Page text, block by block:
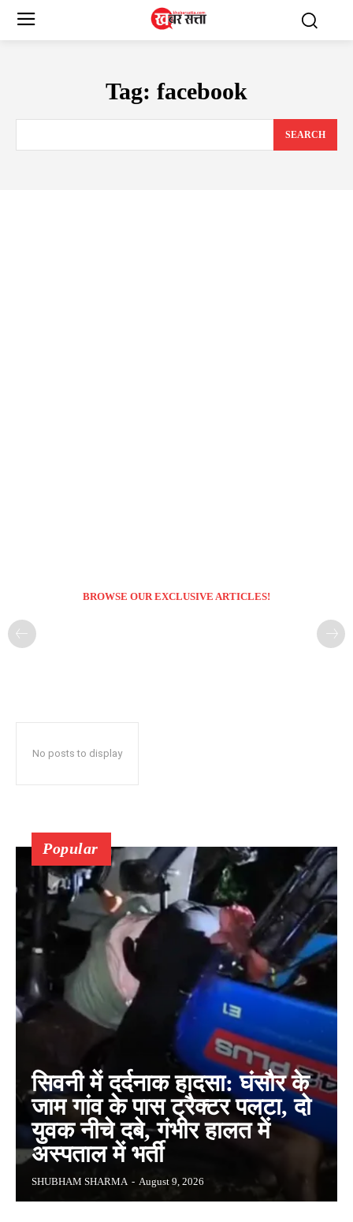
Tag: facebook
SEARCH
BROWSE OUR EXCLUSIVE ARTICLES!
No posts to display
Popular
सिवनी में दर्दनाक हादसा: घंसौर के
जाम गांव के पास ट्रैक्टर पलटा, दो
युवक नीचे दबे, गंभीर हालत में
अस्पताल में भर्ती
SHUBHAM SHARMA - August 9, 2026